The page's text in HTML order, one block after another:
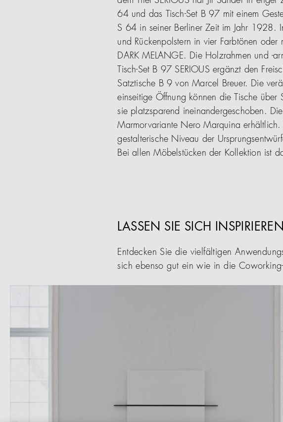
64 und das Tisch-Set B 97 mit einem
S 64 in seiner Berliner Zeit im Jahr 1928.
und Rückenpolstern in vier Farbtönen
DARK MELANGE. Die Holzrahmen und -
Tisch-Set B 97 SERIOUS ergänzt den
Satztische B 9 von Marcel Breuer. Die
einseitige Öffnung können die Tische über
sie platzsparend ineinandergeschoben.
Marmorvariante Nero Marquina erhältlich.
gestalterische Niveau der
Bei allen Möbelstücken der Kollektion ist
LASSEN SIE SICH INSPIRIEREN
Entdecken Sie die vielfältigen
sich ebenso gut ein wie in die